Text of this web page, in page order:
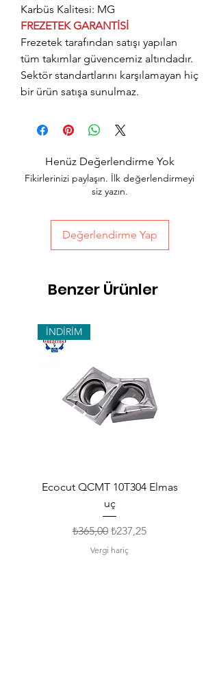
Karbüs Kalitesi: MG
FREZETEK GARANTİSİ
Frezetek tarafından satışı yapılan
tüm takımlar güvencemiz altındadır.
Sektör standartlarını karşılamayan hiç
bir ürün satışa sunulmaz.
Henüz Değerlendirme Yok
Fikirlerinizi paylaşın. İlk değerlendirmeyi
siz yazın.
Değerlendirme Yap
Benzer Ürünler
İNDİRİM
Ecocut QCMT 10T304 Elmas
uç
Normal Fiyat
₺365,00 İndirimli Fiyat
₺237,25
Vergi hariç